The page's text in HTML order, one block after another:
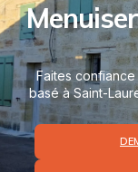
Faites
basé à Saint-